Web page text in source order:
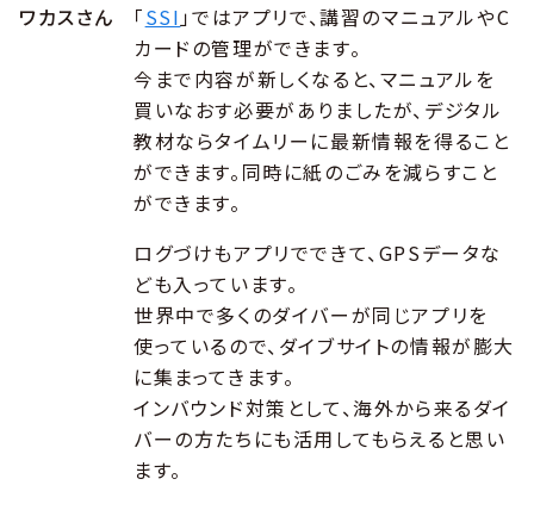
ワカスさん 「SSI」ではアプリで、講習のマニュアルやC
カードの管理ができます。
今まで内容が新しくなると、マニュアルを
買いなおす必要がありましたが、デジタル
教材ならタイムリーに最新情報を得ること
ができます。同時に紙のごみを減らすこと
ができます。
ログづけもアプリでできて、GPSデータな
ども入っています。
世界中で多くのダイバーが同じアプリを
使っているので、ダイブサイトの情報が膨大
に集まってきます。
インバウンド対策として、海外から来るダイ
バーの方たちにも活用してもらえると思い
ます。